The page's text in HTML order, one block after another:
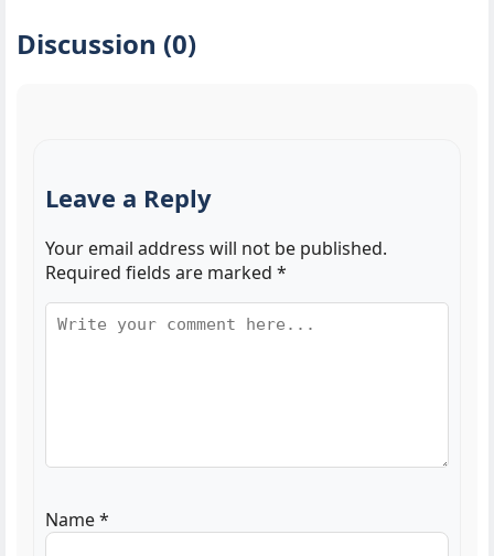
Discussion (0)
Leave a Reply
Your email address will not be published.
Required fields are marked *
Name*